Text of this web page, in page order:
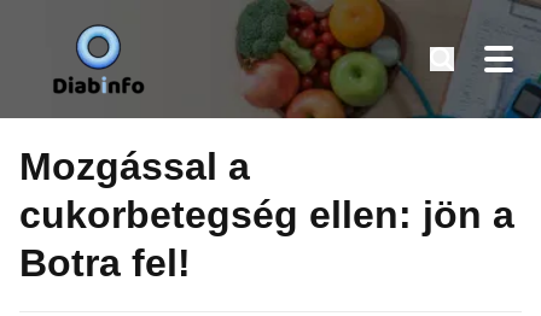
Tovább
tartalomra
Diabinfo.hu – Információk cukorbetegeknek
Mozgással a
cukorbetegség ellen: jön a
Botra fel!